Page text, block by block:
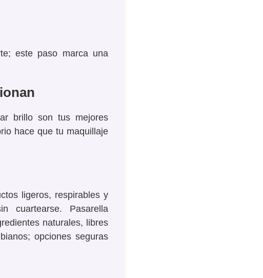
este paso marca una
brillo son tus mejores
hace que tu maquillaje
ligeros, respirables y
cuartearse. Pasarella
naturales, libres
opciones seguras